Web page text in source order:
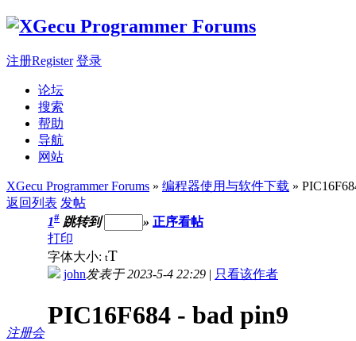
注册Register 登录
论坛
搜索
帮助
导航
网站
XGecu Programmer Forums » 编程器使用与软件下载 »
返回列表 发帖
注册会
1# 跳转到 » 正序看帖
打印
字体大小: tT
john发表于 2023-5-4 22:29 | 只看该作者
PIC16F684 - bad pin9